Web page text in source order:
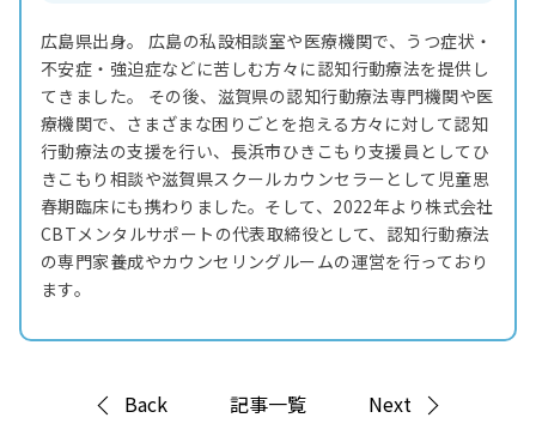
広島県出身。 広島の私設相談室や医療機関で、うつ症状・
不安症・強迫症などに苦しむ方々に認知行動療法を提供し
てきました。 その後、滋賀県の認知行動療法専門機関や医
療機関で、さまざまな困りごとを抱える方々に対して認知
行動療法の支援を行い、長浜市ひきこもり支援員としてひ
きこもり相談や滋賀県スクールカウンセラーとして児童思
春期臨床にも携わりました。そして、2022年より株式会社
CBTメンタルサポートの代表取締役として、認知行動療法
の専門家養成やカウンセリングルームの運営を行っており
ます。
Back 記事一覧 Next